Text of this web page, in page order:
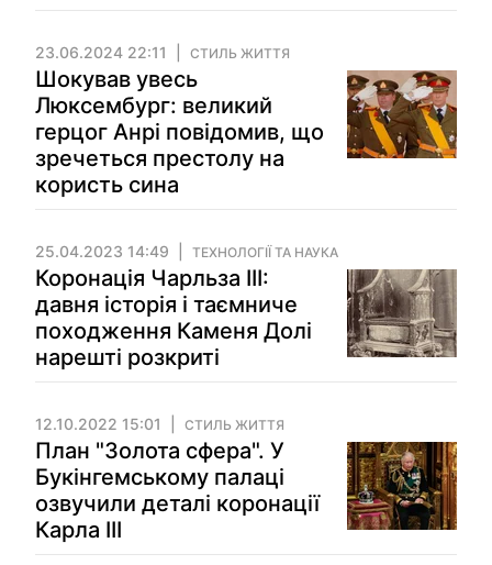
23.06.2024 22:11 СТИЛЬ ЖИТТЯ
Шокував увесь
Люксембург: великий
герцог Анрі повідомив, що
зречеться престолу на
користь сина
25.04.2023 14:49 ТЕХНОЛОГІЇ ТА НАУКА
Коронація Чарльза ІІІ:
давня історія і таємниче
походження Каменя Долі
нарешті розкриті
12.10.2022 15:01 СТИЛЬ ЖИТТЯ
План "Золота сфера". У
Букінгемському палаці
озвучили деталі коронації
Карла ІІІ